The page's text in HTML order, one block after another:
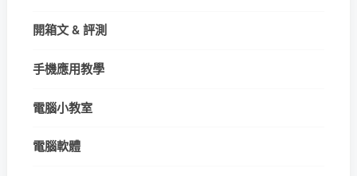
開箱文 & 評測
手機應用教學
電腦小教室
電腦軟體